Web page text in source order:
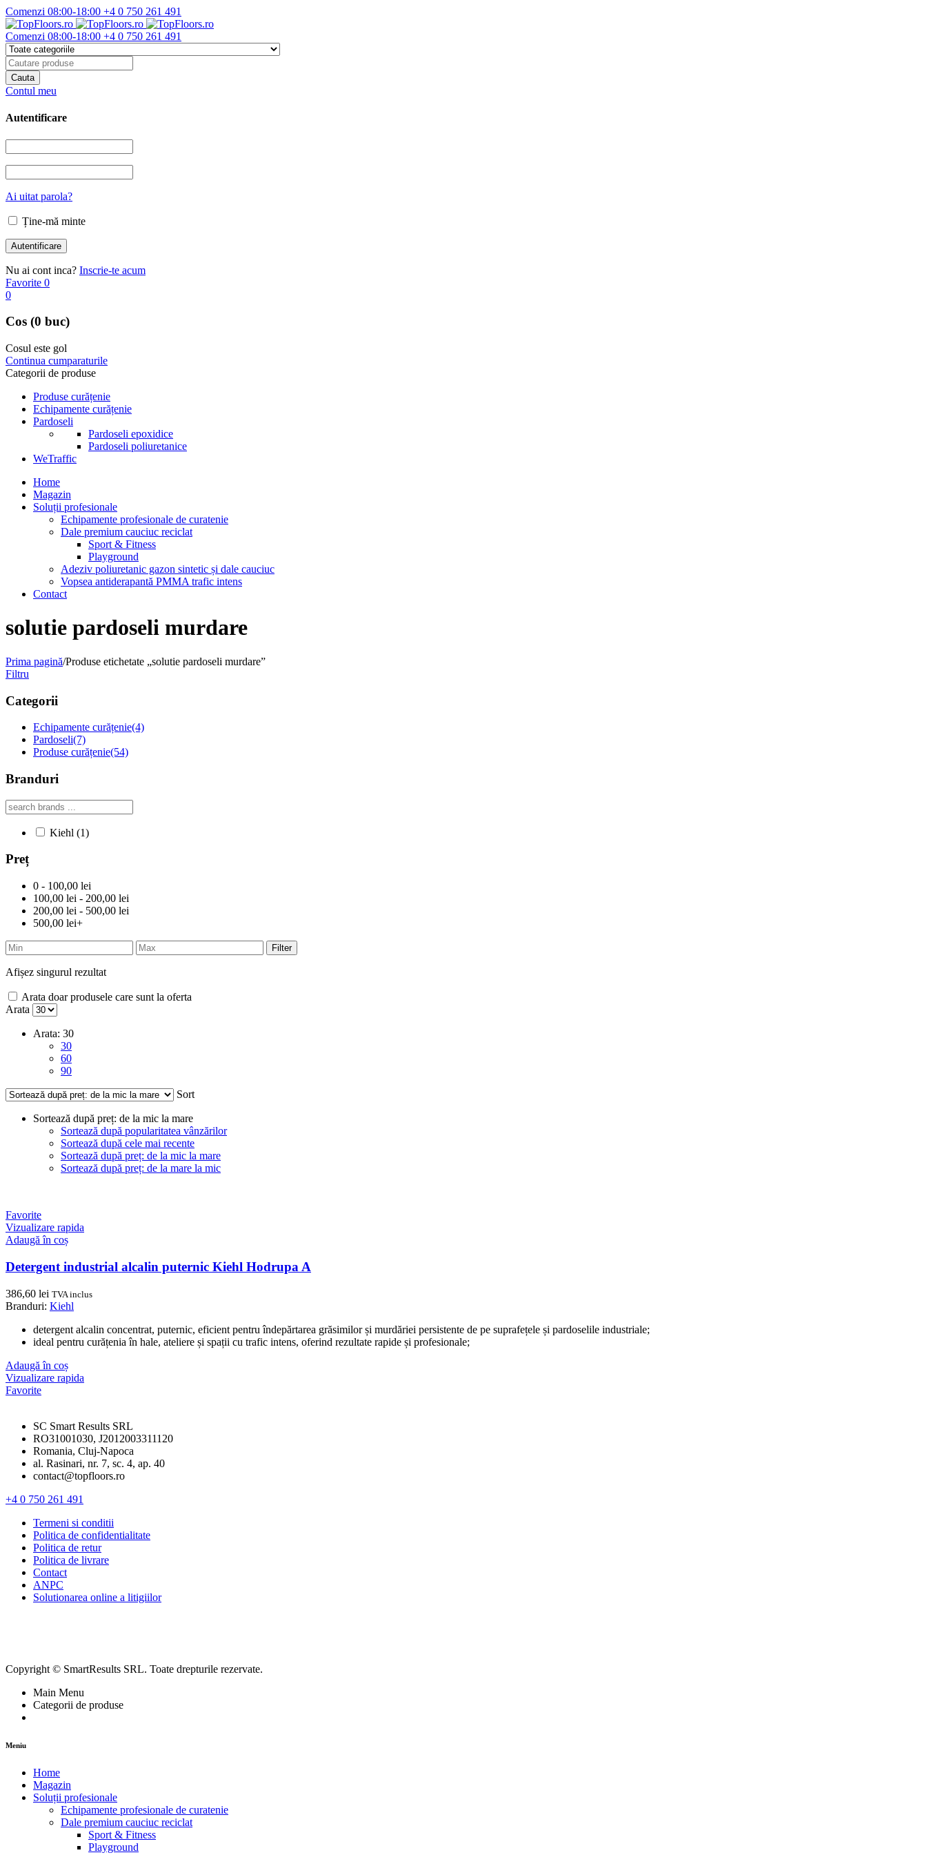
Comenzi 08:00-18:00 +4 0 750 261 491
Comenzi 08:00-18:00 +4 0 750 261 491
Contul meu
Autentificare
Ai uitat parola?
Ține-mă minte
Nu ai cont inca? Inscrie-te acum
Favorite 0
0
Cos (0 buc)
Cosul este gol
Continua cumparaturile
Categorii de produse
Produse curățenie
Echipamente curățenie
Pardoseli
Pardoseli epoxidice
Pardoseli poliuretanice
WeTraffic
Home
Magazin
Soluții profesionale
Echipamente profesionale de curatenie
Dale premium cauciuc reciclat
Sport & Fitness
Playground
Adeziv poliuretanic gazon sintetic și dale cauciuc
Vopsea antiderapantă PMMA trafic intens
Contact
solutie pardoseli murdare
Prima pagină/Produse etichetate „solutie pardoseli murdare”
Filtru
Categorii
Echipamente curățenie(4)
Pardoseli(7)
Produse curățenie(54)
Branduri
Kiehl (1)
Preț
0 - 100,00 lei
100,00 lei - 200,00 lei
200,00 lei - 500,00 lei
500,00 lei+
Filter
Afișez singurul rezultat
Arata doar produsele care sunt la oferta
Arata
Arata: 30
30
60
90
Sort
Sortează după preț: de la mic la mare
Sortează după popularitatea vânzărilor
Sortează după cele mai recente
Sortează după preț: de la mic la mare
Sortează după preț: de la mare la mic
Favorite
Vizualizare rapida
Adaugă în coș
Detergent industrial alcalin puternic Kiehl Hodrupa A
386,60 lei TVA inclus
Branduri: Kiehl
detergent alcalin concentrat, puternic, eficient pentru îndepărtarea grăsimilor și murdăriei persistente de pe suprafețele și pardoselile industriale;
ideal pentru curățenia în hale, ateliere și spații cu trafic intens, oferind rezultate rapide și profesionale;
Adaugă în coș
Vizualizare rapida
Favorite
SC Smart Results SRL
RO31001030, J2012003311120
Romania, Cluj-Napoca
al. Rasinari, nr. 7, sc. 4, ap. 40
contact@topfloors.ro
+4 0 750 261 491
Termeni si conditii
Politica de confidentialitate
Politica de retur
Politica de livrare
Contact
ANPC
Solutionarea online a litigiilor
Copyright © SmartResults SRL. Toate drepturile rezervate.
Main Menu
Categorii de produse
Meniu
Home
Magazin
Soluții profesionale
Echipamente profesionale de curatenie
Dale premium cauciuc reciclat
Sport & Fitness
Playground